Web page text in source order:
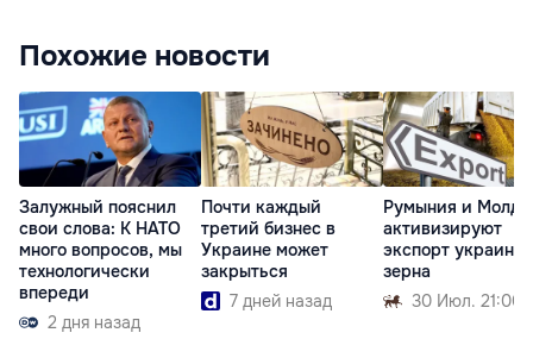
Похожие новости
Залужный пояснил
свои слова: К НАТО
много вопросов, мы
технологически
впереди
2 дня назад
Почти каждый
третий бизнес в
Украине может
закрыться
7 дней назад
Румыния и
активизируют
экспорт
зерна
30 Июл. 21:00